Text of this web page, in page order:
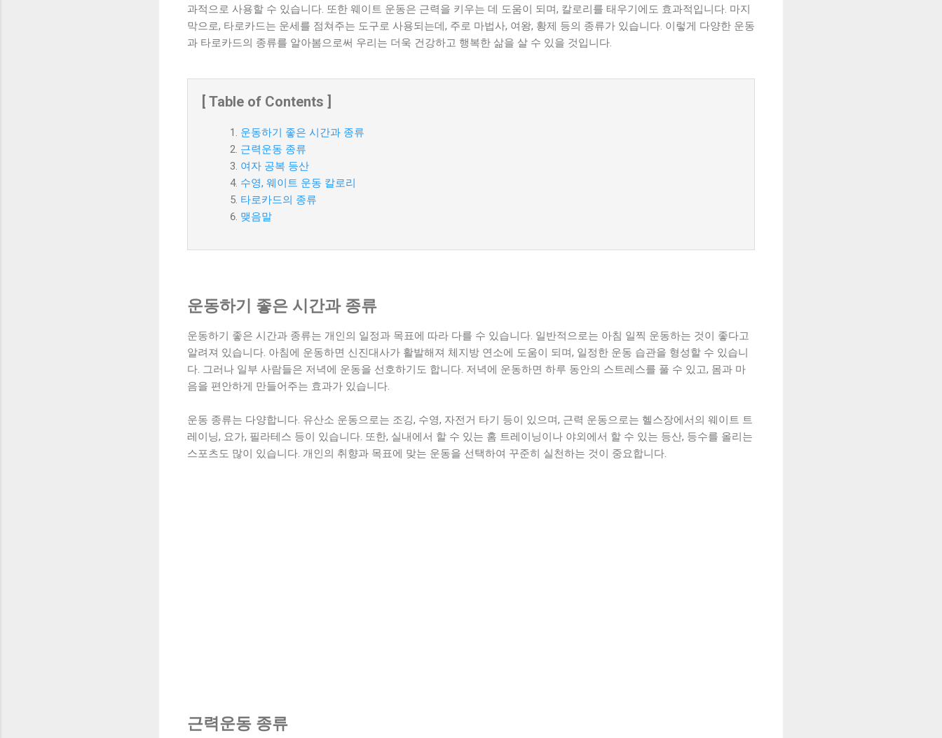
과적으로 사용할 수 있습니다. 또한 웨이트 운동은 근력을 키우는 데 도움이 되며, 칼로리를 태우기에도 효과적입니다. 마지
막으로, 타로카드는 운세를 점쳐주는 도구로 사용되는데, 주로 마법사, 여왕, 황제 등의 종류가 있습니다. 이렇게 다양한 운동
과 타로카드의 종류를 알아봄으로써 우리는 더욱 건강하고 행복한 삶을 살 수 있을 것입니다.
[ Table of Contents ]
운동하기 좋은 시간과 종류
근력운동 종류
여자 공복 등산
수영, 웨이트 운동 칼로리
타로카드의 종류
맺음말
운동하기 좋은 시간과 종류
운동하기 좋은 시간과 종류는 개인의 일정과 목표에 따라 다를 수 있습니다. 일반적으로는 아침 일찍 운동하는 것이 좋다고
알려져 있습니다. 아침에 운동하면 신진대사가 활발해져 체지방 연소에 도움이 되며, 일정한 운동 습관을 형성할 수 있습니
다. 그러나 일부 사람들은 저녁에 운동을 선호하기도 합니다. 저녁에 운동하면 하루 동안의 스트레스를 풀 수 있고, 몸과 마
음을 편안하게 만들어주는 효과가 있습니다.
운동 종류는 다양합니다. 유산소 운동으로는 조깅, 수영, 자전거 타기 등이 있으며, 근력 운동으로는 헬스장에서의 웨이트 트
레이닝, 요가, 필라테스 등이 있습니다. 또한, 실내에서 할 수 있는 홈 트레이닝이나 야외에서 할 수 있는 등산, 등수를 올리는
스포츠도 많이 있습니다. 개인의 취향과 목표에 맞는 운동을 선택하여 꾸준히 실천하는 것이 중요합니다.
근력운동 종류